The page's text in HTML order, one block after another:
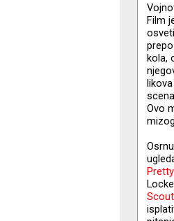
Film
kola,
Ovo